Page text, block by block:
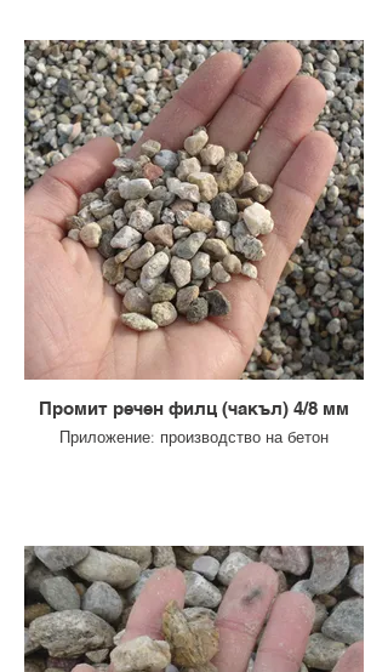
Промит речен филц (чакъл) 4/8 мм
Приложение: производство на бетон